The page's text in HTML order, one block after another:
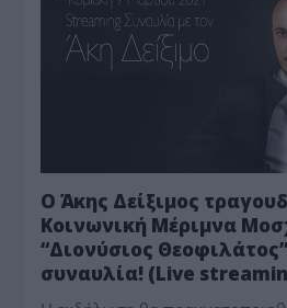
O Άκης Δείξιμος
Κοινωνική Μέριμνα
“Διονύσιος
συναυλία! (Live